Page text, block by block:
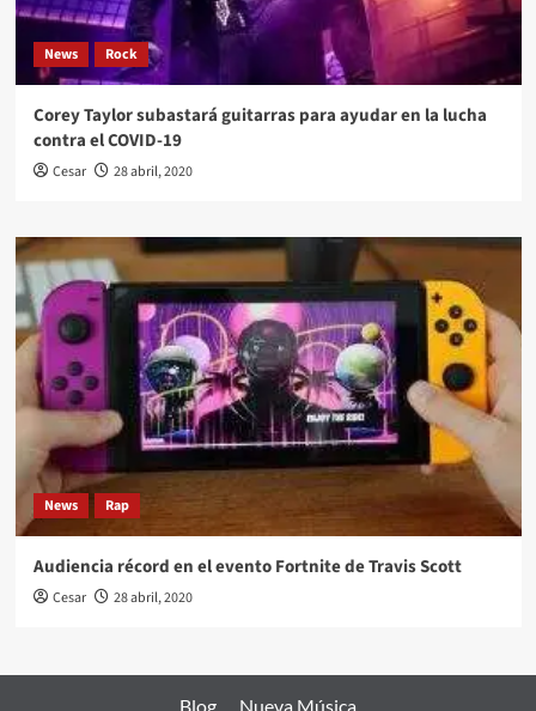
News Rock
Corey Taylor subastará guitarras para ayudar en la lucha
contra el COVID-19
Cesar 28 abril, 2020
News Rap
Audiencia récord en el evento Fortnite de Travis Scott
Cesar 28 abril, 2020
Blog Nueva Música